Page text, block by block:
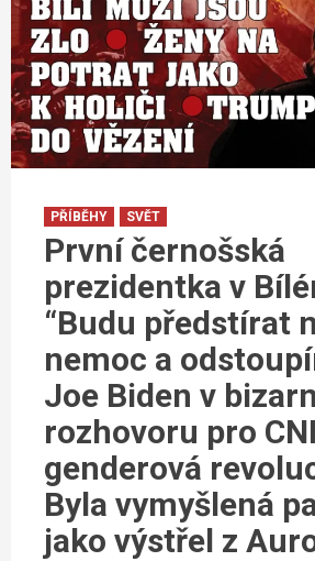
PŘÍBĚHY SVĚT
První černošská
prezidentka v
“Budu předstírat
nemoc a
Joe Biden v
rozhovoru pro
genderová
Byla vymyšlená
jako výstřel z